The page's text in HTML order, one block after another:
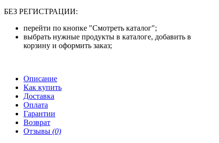
БЕЗ РЕГИСТРАЦИИ:
перейти по кнопке "Смотреть каталог";
выбрать нужные продукты в каталоге, добавить в
корзину и оформить заказ;
Описание
Как купить
Доставка
Оплата
Гарантии
Возврат
Отзывы (0)